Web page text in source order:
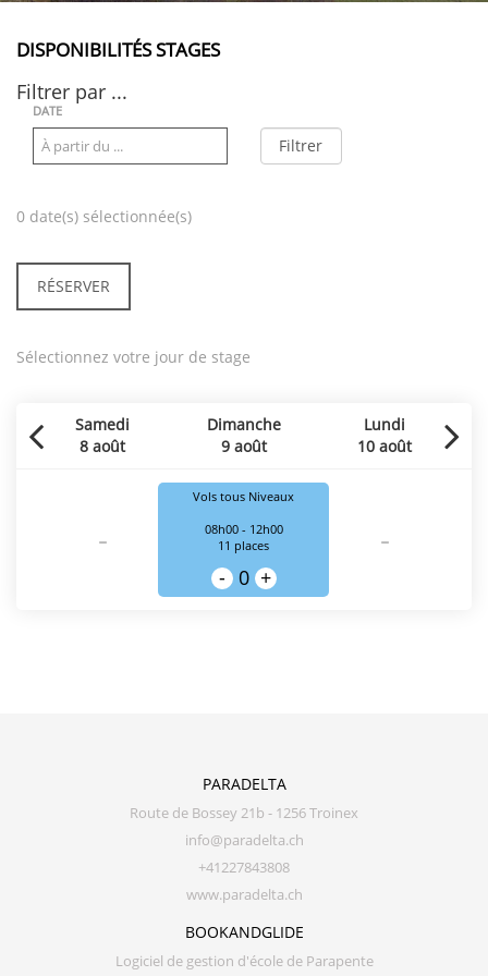
DISPONIBILITÉS STAGES
Filtrer par ...
DATE
0 date(s) sélectionnée(s)
Sélectionnez votre jour de stage
Samedi
8 août
Dimanche
9 août
Lundi
10 août
-
Vols tous Niveaux
08h00 - 12h00
11 places
- 0 +
-
PARADELTA
Route de Bossey 21b - 1256 Troinex
info@paradelta.ch
+41227843808
www.paradelta.ch
BOOKANDGLIDE
Logiciel de gestion d'école de Parapente